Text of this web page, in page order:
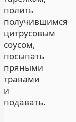
полить
получившимся
цитрусовым
соусом,
посыпать
пряными
травами
и
подавать.